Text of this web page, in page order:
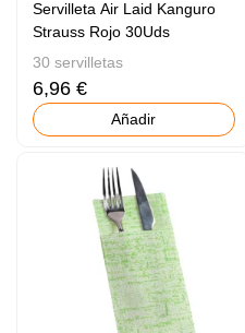
Servilleta Air Laid Kanguro
Strauss Rojo 30Uds
30 servilletas
6,96 €
Añadir